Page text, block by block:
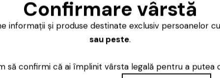
Luni – Vineri
Confirmare vârstă
informații și produse destinate exclusiv persoanelor
sau peste.
să confirmi că ai împlinit vârsta legală pentru a putea